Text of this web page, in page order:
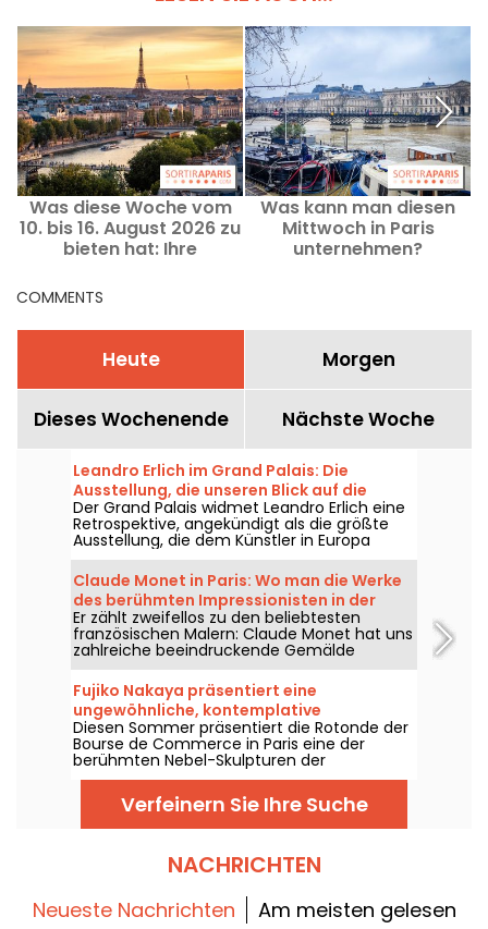
Was diese Woche vom
10. bis 16. August 2026 zu
bieten hat: Ihre
ereignisreiche Woche in
Was kann man diesen
Mittwoch in Paris
unternehmen?
COMMENTS
Heute Morgen
Dieses Wochenende Nächste Woche
Leandro Erlich im Grand Palais: Die
Ausstellung, die unseren Blick auf die
Wirklichkeit verwandelt – unsere Fotos
Der Grand Palais widmet Leandro Erlich eine
Retrospektive, angekündigt als die größte
Ausstellung, die dem Künstler in Europa
gewidmet ist. Besuchen Sie sie vom 2. Juni
bis zum 6. September 2026, um die
eigenwillige Welt von Leandro Erlich zu
entdecken, der für Installationen bekannt ist,
die unsere Orientierung und unsere
Wahrnehmung im öffentlichen Raum
verwischen.
Claude Monet in Paris: Wo man die Werke
des berühmten Impressionisten in der
Hauptstadt bewundern kann
Er zählt zweifellos zu den beliebtesten
französischen Malern: Claude Monet hat uns
zahlreiche beeindruckende Gemälde
hinterlassen, von denen einige in den Pariser
Museen entdeckt werden können. Folgen Sie
uns!
Fujiko Nakaya präsentiert eine
ungewöhnliche, kontemplative
Nebelskulptur an der Bourse de Commerce
Diesen Sommer präsentiert die Rotonde der
Bourse de Commerce in Paris eine der
berühmten Nebel-Skulpturen der
japanischen Künstlerin Fujiko Nakaya.
Besuchen Sie die Ausstellung bis zum 14.
September 2026, um diese ungewöhnliche
und kontemplative Installation
dichten weißen Wolke aus Wasserdampf
erscheinen und wieder verschwinden lässt!
Verfeinern Sie Ihre Suche
NACHRICHTEN
Neueste Nachrichten Am meisten gelesen